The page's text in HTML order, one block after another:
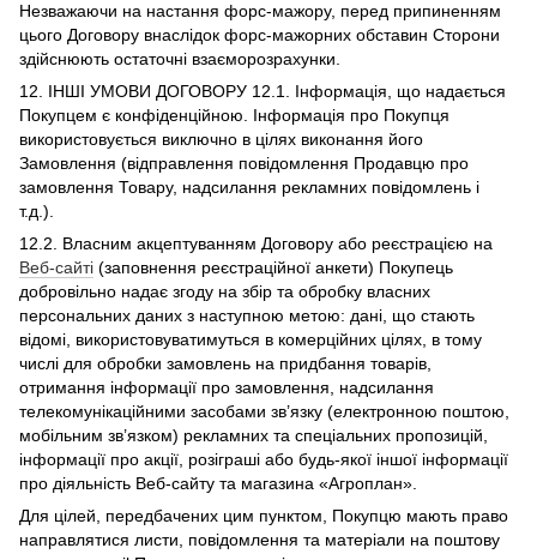
Незважаючи на настання форс-мажору, перед припиненням
цього Договору внаслідок форс-мажорних обставин Сторони
здійснюють остаточні взаєморозрахунки.
12. ІНШІ УМОВИ ДОГОВОРУ 12.1. Інформація, що надається
Покупцем є конфіденційною. Інформація про Покупця
використовується виключно в цілях виконання його
Замовлення (відправлення повідомлення Продавцю про
замовлення Товару, надсилання рекламних повідомлень і
т.д.).
12.2. Власним акцептуванням Договору або реєстрацією на
Веб-сайті (заповнення реєстраційної анкети) Покупець
добровільно надає згоду на збір та обробку власних
персональних даних з наступною метою: дані, що стають
відомі, використовуватимуться в комерційних цілях, в тому
числі для обробки замовлень на придбання товарів,
отримання інформації про замовлення, надсилання
телекомунікаційними засобами зв’язку (електронною поштою,
мобільним зв’язком) рекламних та спеціальних пропозицій,
інформації про акції, розіграші або будь-якої іншої інформації
про діяльність Веб-сайту та магазина «Агроплан».
Для цілей, передбачених цим пунктом, Покупцю мають право
направлятися листи, повідомлення та матеріали на поштову